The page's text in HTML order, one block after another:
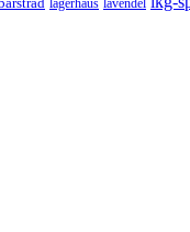
lagerhaus lavendel